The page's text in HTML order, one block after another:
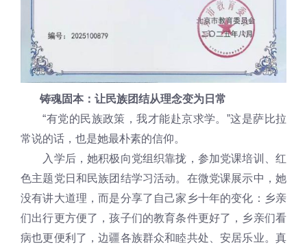
铸魂固本：让民族团结从理念变为日常
“有党的民族政策，我才能赴京求学。”这是萨比拉
常说的话，也是她最朴素的信仰。
入学后，她积极向党组织靠拢，参加党课培训、红
色主题党日和民族团结学习活动。在微党课展示中，她
没有讲大道理，而是分享了自己家乡十年的变化：乡亲
们出行更方便了，孩子们的教育条件更好了，乡亲们看
病也更便利了，边疆各族群众和睦共处、安居乐业。真